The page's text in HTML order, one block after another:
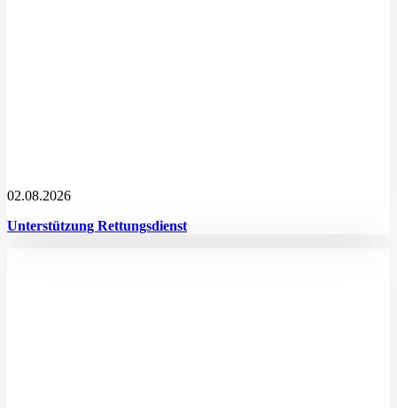
02.08.2026
Unterstützung Rettungsdienst